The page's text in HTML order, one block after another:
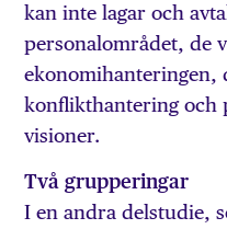
kan inte lagar och
personalområdet, de
ekonomihanteringen,
konflikthantering och
visioner.
Två grupperingar
I en andra delstudie,